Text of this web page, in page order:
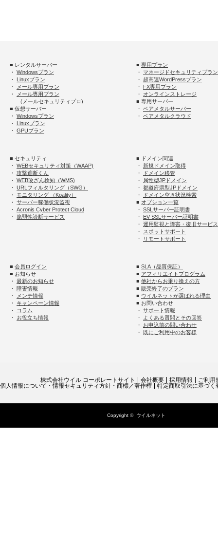
■ レンタルサーバー ■ 専用プラン
・ Windowsプラン ・ マネージドセキュリティプラン
・ Linuxプラン ・ 超高速WordPressプラン
・
メール専用プラン ・ FX専用プラン
・
メール専用プラン ・ オンラインストレージ
(メールセキュリティプロ)
■ 専用サーバー
■ 仮想サーバー
・ ベアメタルサーバー
・ Windowsプラン ・ ベアメタルクラウド
・ Linuxプラン
・ GPUプラン
■ セキュリティ
■ ドメイン関連
・ WEBセキュリティ対策（WAAP) ・ 新規ドメイン取得
・ 攻撃遮断くん ・
ドメイン移管
・ WEB改ざん検知（WMS) ・
属性型JPドメイン
・ URLフィルタリング（SWG） ・ 都道府県型JPドメイン
・ モニタリング （Koality） ・
ドメイン空き状況検索
・ サーバー稼働状況監視 ■ オプション一覧
・ Acronis Cyber Protect Cloud ・ SSLサーバー証明書
・ 脆弱性診断サービス ・ EV SSLサーバー証明書
・ 運用監視と障害・復旧サービス
・ スポットサポート
・
リモートサポート
■ 会員ログイン ■ SLA（品質保証）
■ お知らせ
■ アフィリエイトプログラム
・ 最新のお知らせ ■ 他社からお乗り換えの方
・ 障害情報 ■ 販売終了のプラン
・
メンテ情報 ■ ウイルネットが選ばれる理由
・ キャンペーン情報
■ お問い合わせ
・
コラム ・ サポート情報
・ お役立ち情報 ・
よくある質問とその回答
・ お申込前の問い合わせ
・ 既にご利用中のお客様
株式会社ウイル コーポレートサイト 会社概要 採用情報
ご利用
個人情報について・情報セキュリティ方針・商標／著作権
特定商取引法に基づく
Copyright © ウイルネット